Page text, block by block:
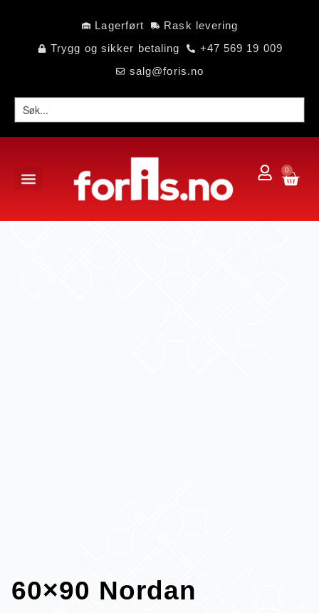
Lagerført
Rask levering
Trygg og sikker betaling
+47 569 19 009
salg@foris.no
0
60×90 Nordan